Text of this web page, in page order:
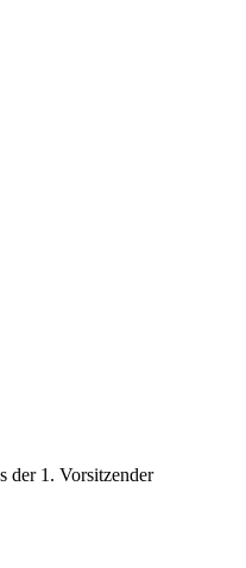
der 1. Vorsitzender